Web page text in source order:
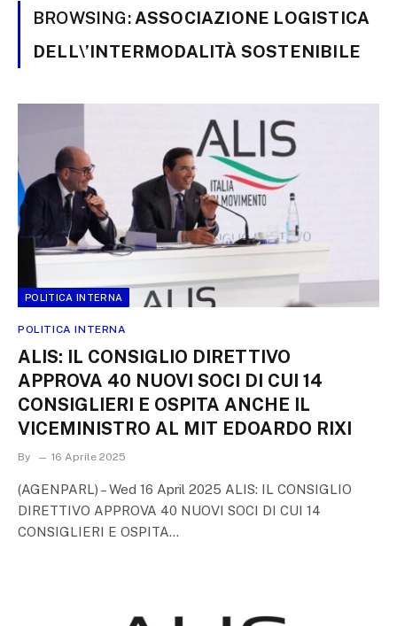
BROWSING: ASSOCIAZIONE LOGISTICA
DELL\’INTERMODALITÀ SOSTENIBILE
POLITICA INTERNA
POLITICA INTERNA
ALIS: IL CONSIGLIO DIRETTIVO
APPROVA 40 NUOVI SOCI DI CUI 14
CONSIGLIERI E OSPITA ANCHE IL
VICEMINISTRO AL MIT EDOARDO RIXI
By 16 Aprile 2025
(AGENPARL) – Wed 16 April 2025 ALIS: IL CONSIGLIO
DIRETTIVO APPROVA 40 NUOVI SOCI DI CUI 14
CONSIGLIERI E OSPITA…